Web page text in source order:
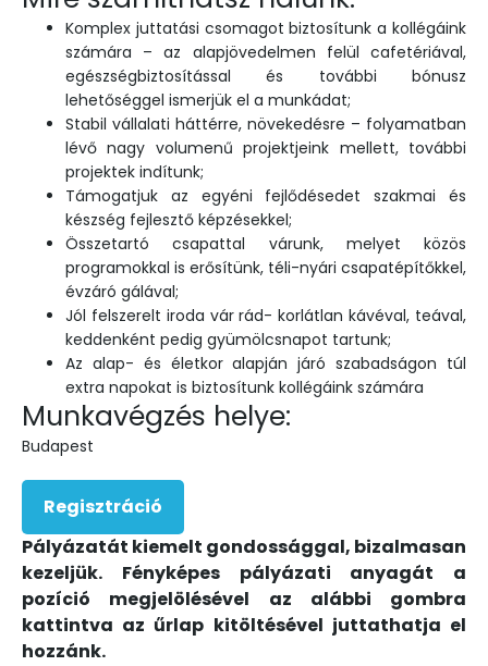
Komplex juttatási csomagot biztosítunk a kollégáink
számára – az alapjövedelmen felül cafetériával,
egészségbiztosítással és további bónusz
lehetőséggel ismerjük el a munkádat;
Stabil vállalati háttérre, növekedésre – folyamatban
lévő nagy volumenű projektjeink mellett, további
projektek indítunk;
Támogatjuk az egyéni fejlődésedet szakmai és
készség fejlesztő képzésekkel;
Összetartó csapattal várunk, melyet közös
programokkal is erősítünk, téli-nyári csapatépítőkkel,
évzáró gálával;
Jól felszerelt iroda vár rád- korlátlan kávéval, teával,
keddenként pedig gyümölcsnapot tartunk;
Az alap- és életkor alapján járó szabadságon túl
extra napokat is biztosítunk kollégáink számára
Munkavégzés helye:
Budapest
Regisztráció
Pályázatát kiemelt gondossággal, bizalmasan
kezeljük. Fényképes pályázati anyagát a
pozíció megjelölésével az alábbi gombra
kattintva az űrlap kitöltésével juttathatja el
hozzánk.